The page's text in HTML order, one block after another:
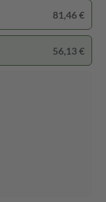
81,46 €
56,13 €